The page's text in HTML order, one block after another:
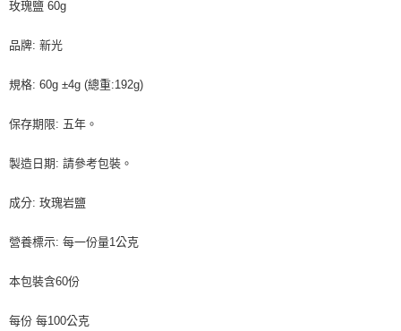
玫瑰鹽 60g
品牌: 新光
規格: 60g ±4g (總重:192g)
保存期限: 五年。
製造日期: 請參考包裝。
成分: 玫瑰岩鹽
營養標示: 每一份量1公克
本包裝含60份
每份 每100公克